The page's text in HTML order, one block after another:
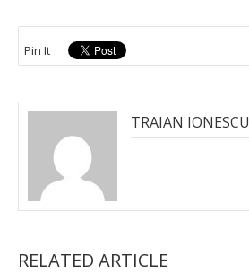
Pin It
TRAIAN IONESCU
RELATED ARTICLE